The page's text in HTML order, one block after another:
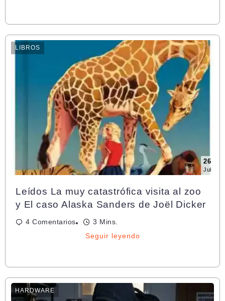
LIBROS
26
Jul
Leídos La muy catastrófica visita al zoo
y El caso Alaska Sanders de Joël Dicker
4 Comentarios 3 Mins.
Seguir leyendo
HARDWARE